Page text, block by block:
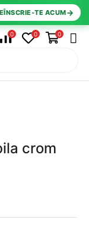
TE ACUM→
0 0 0
crom